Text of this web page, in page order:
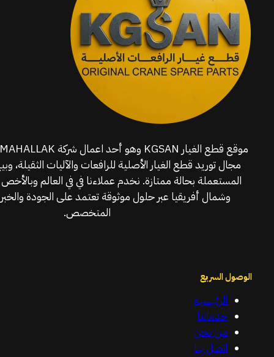
مجال توريد قطع الغيار الأصلية للرافعات والآليات الثقيلة،
المستعملة بحالة ممتازة. نخدم عملاءنا في في العالم
وشمال أفريقيا عبر حلول موثوقة تعتمد على الجودة
المتخصص.
الوصول السريع
الرئيسية
خدماتنا
من نحن
اتصل بنا